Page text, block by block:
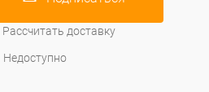
Рассчитать доставку
Недоступно